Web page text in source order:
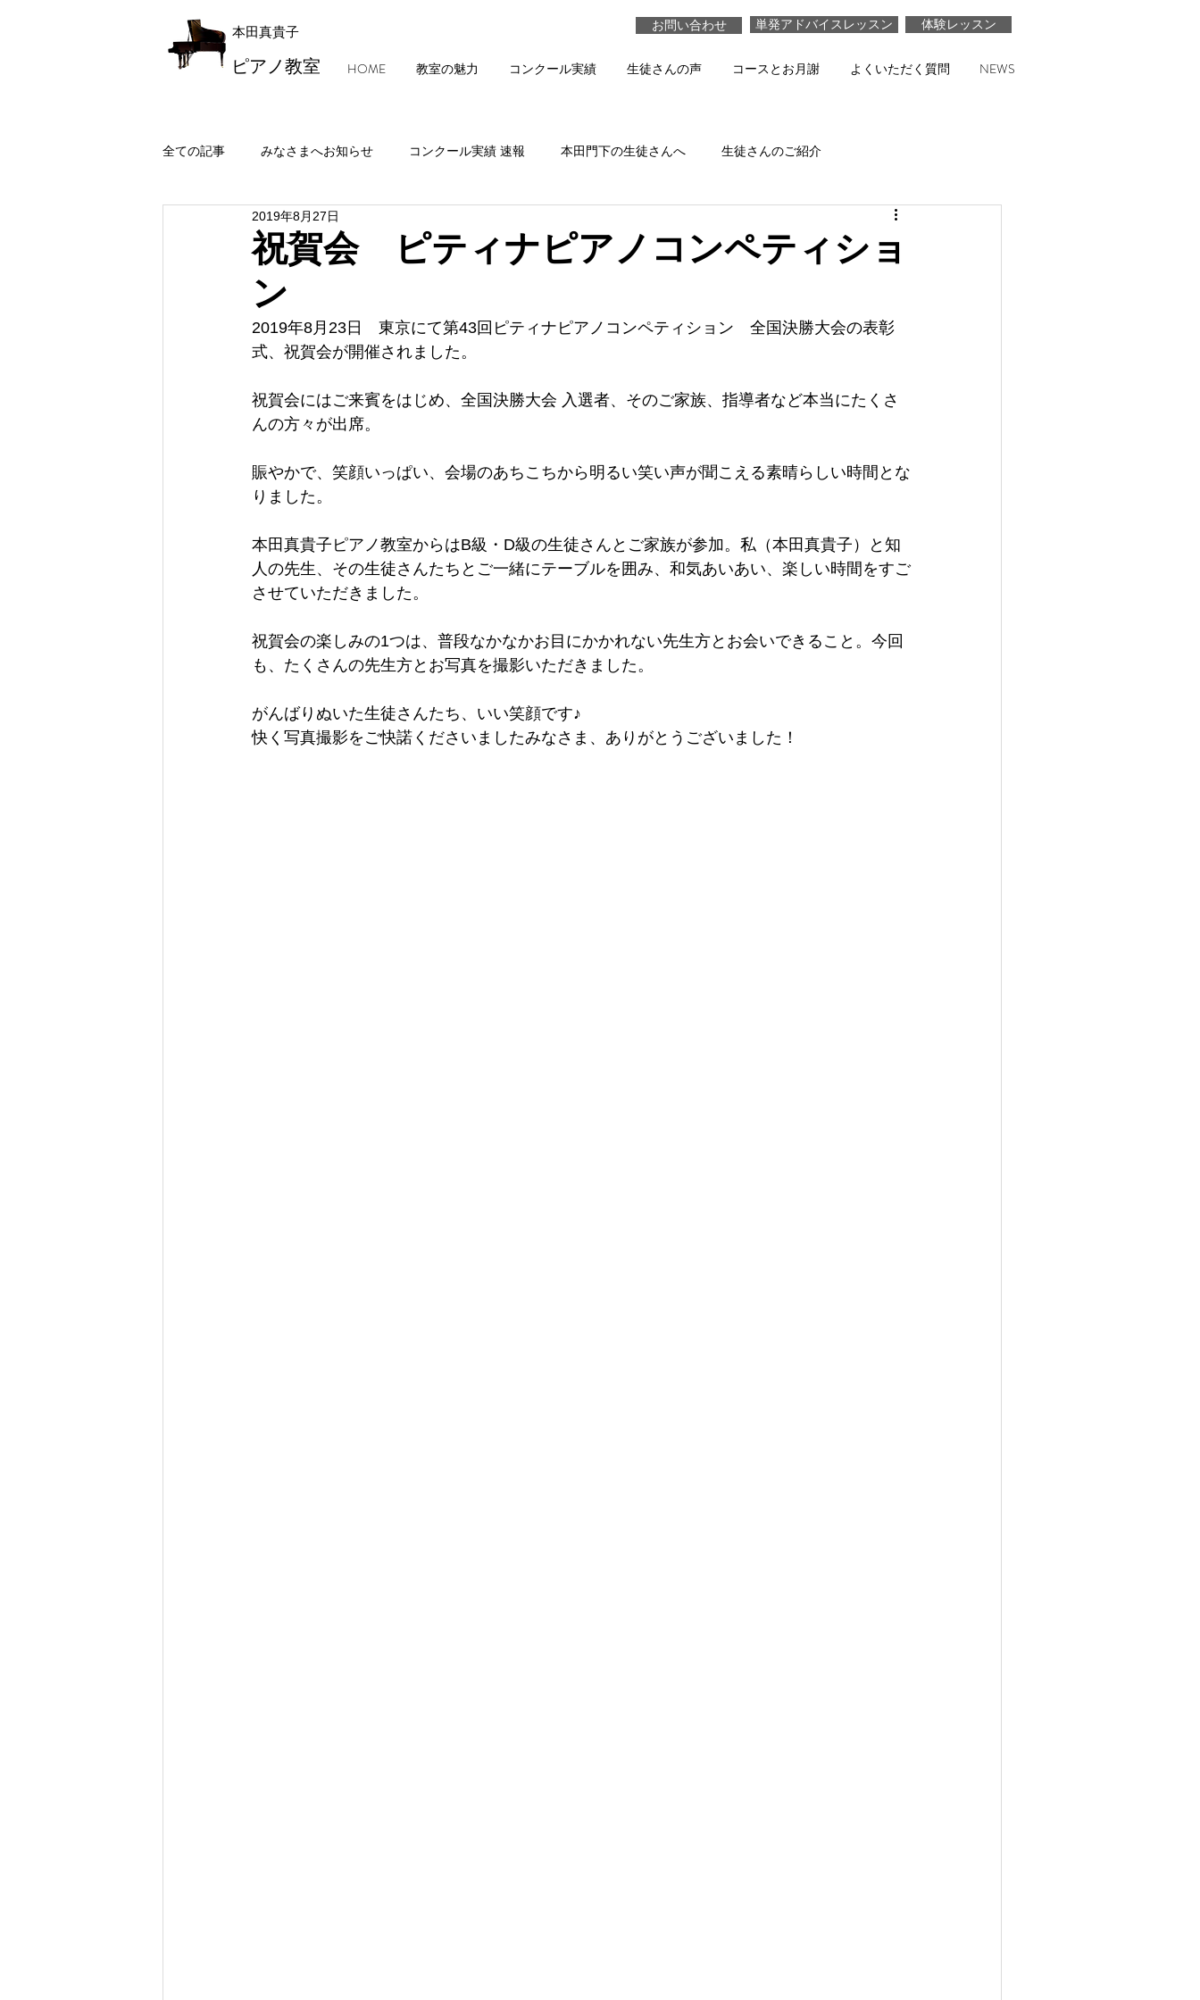
本田真貴子 お問い合わせ 単発アドバイスレッスン 体験レッスン
HOME 教室の魅力 コンクール実績 生徒さんの声 コースとお月謝 よくいただく質問 NEWS
ピアノ教室
全ての記事 みなさまへお知らせ コンクール実績 速報 本田門下の生徒さんへ 生徒さんのご紹介
レッスン風景・本田マジック
祝賀会 ピティナピアノコンペティショ
ン
2019年8月27日
2019年8月23日　東京にて第43回ピティナピアノコンペティション　全国決勝大会の表彰
式、祝賀会が開催されました。
祝賀会にはご来賓をはじめ、全国決勝大会 入選者、そのご家族、指導者など本当にたくさ
んの方々が出席。
賑やかで、笑顔いっぱい、会場のあちこちから明るい笑い声が聞こえる素晴らしい時間とな
りました。
本田真貴子ピアノ教室からはB級・D級の生徒さんとご家族が参加。私（本田真貴子）と知
人の先生、その生徒さんたちとご一緒にテーブルを囲み、和気あいあい、楽しい時間をすご
させていただきました。
祝賀会の楽しみの1つは、普段なかなかお目にかかれない先生方とお会いできること。今回
も、たくさんの先生方とお写真を撮影いただきました。
がんばりぬいた生徒さんたち、いい笑顔です♪
快く写真撮影をご快諾くださいましたみなさま、ありがとうございました！